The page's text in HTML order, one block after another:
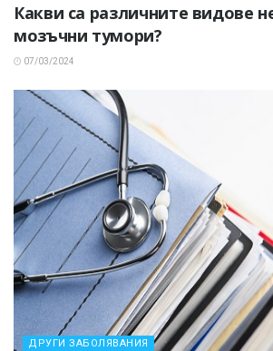
Какви са различните видове
мозъчни тумори?
07/03/2024
ДРУГИ ЗАБОЛЯВАНИЯ